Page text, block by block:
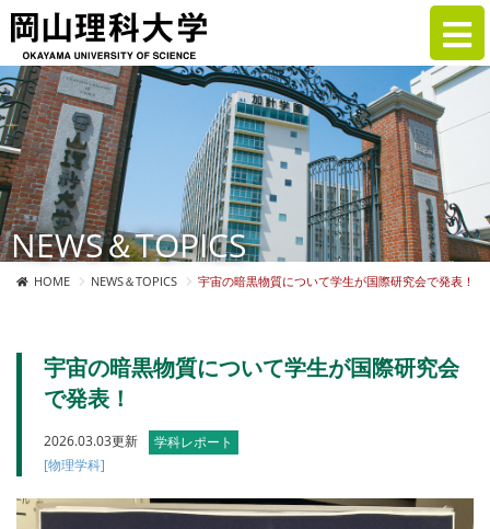
NEWS＆TOPICS
HOME NEWS＆TOPICS 宇宙の暗黒物質について学生が国際研究会で発表！
宇宙の暗黒物質について学生が国際研究会
で発表！
2026.03.03更新
学科レポート
[物理学科]